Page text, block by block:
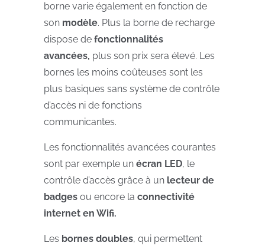
borne varie également en fonction de
son modèle. Plus la borne de recharge
dispose de fonctionnalités
avancées, plus son prix sera élevé. Les
bornes les moins coûteuses sont les
plus basiques sans système de contrôle
d’accès ni de fonctions
communicantes.
Les fonctionnalités avancées courantes
sont par exemple un écran LED, le
contrôle d’accès grâce à un lecteur de
badges ou encore la connectivité
internet en Wifi.
Les bornes doubles, qui permettent